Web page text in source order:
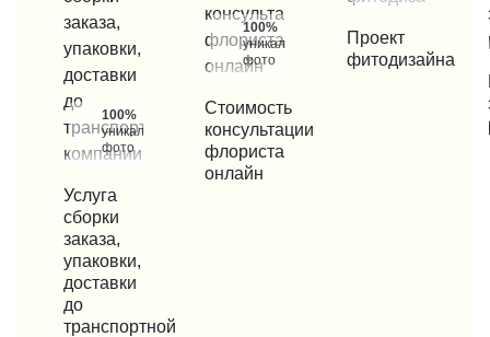
100%
уникальные
фото
КУПИТЬ В 1 КЛИК
Услуга
сборки
заказа,
упаковки,
доставки
до
транспортной
100%
уникальные
фото
КУПИТЬ В 1 КЛИК
Стоимость
консультации
флориста
онлайн
КУПИТЬ В 1 КЛИК
Проект
фитодизайна